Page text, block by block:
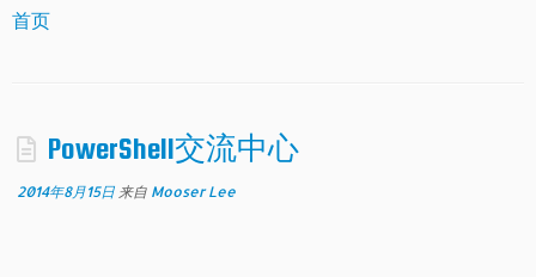
首页
PowerShell交流中心
2014年8月15日 来自 Mooser Lee